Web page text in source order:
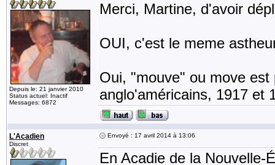
Depuis le: 21 janvier 2010
Status actuel: Inactif
Messages: 6872
Merci, Martine, d'avoir
OUI, c'est le meme
Oui, "mouve" ou move
anglo'américains, 1917 et
L'Acadien
Discret
Envoyé : 17 avril 2014 à 13:06
En Acadie de la Nouvelle-